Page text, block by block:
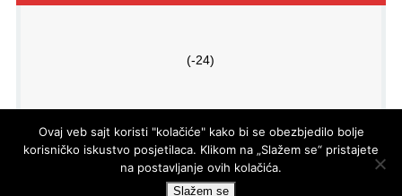
(-24)
- DEVELOPED BYPRO
Ovaj veb sajt koristi "kolačiće" kako bi se obezbjedilo bolje
korisničko iskustvo posjetilaca. Klikom na „Slažem se“ pristajete
na postavljanje ovih kolačića.
Slažem se